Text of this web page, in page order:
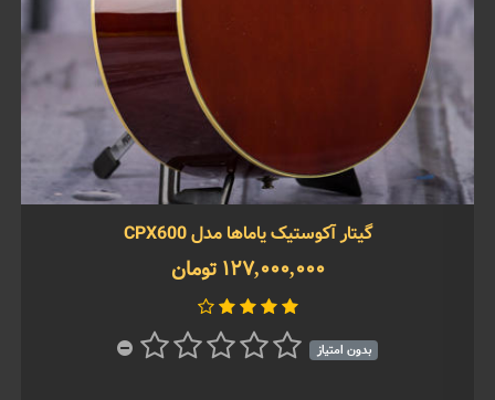
گیتار آکوستیک یاماها مدل CPX600
127,000,000 تومان
بدون امتیاز